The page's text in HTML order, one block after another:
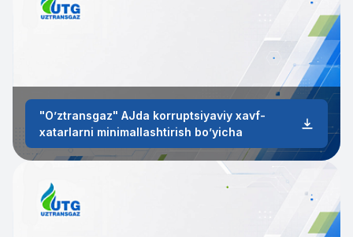
"Oʼztransgaz" АJda korruptsiyaviy xavf-
xatarlarni minimallashtirish boʼyicha